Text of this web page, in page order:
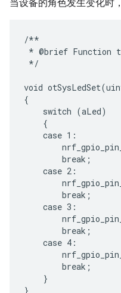
当设备的角色发生变化时
/**
* @brief Function
*/
void
{
    switch (aLed)
    {
    case 1:
        break;
    case 2:
        break;
    case 3:
        break;
    case 4:
        break;
    }